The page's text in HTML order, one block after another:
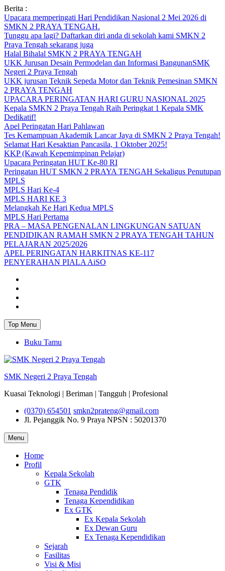
Skip
to
content
Berita :
Upacara memperingati Hari Pendidikan Nasional 2 Mei 2026 di
SMKN 2 PRAYA TENGAH.
Tunggu apa lagi? Daftarkan diri anda di sekolah kami SMKN 2
Praya Tengah sekarang juga
Halal Bihalal SMKN 2 PRAYA TENGAH
UKK Jurusan Desain Permodelan dan Informasi BangunanSMK
Negeri 2 Praya Tengah
UKK jurusan Teknik Sepeda Motor dan Teknik Pemesinan SMKN
2 PRAYA TENGAH
UPACARA PERINGATAN HARI GURU NASIONAL 2025
Kepala SMKN 2 Praya Tengah Raih Peringkat 1 Kepala SMK
Dedikatif!
Apel Peringatan Hari Pahlawan
Tes Kemampuan Akademik Lancar Jaya di SMKN 2 Praya Tengah!
Selamat Hari Kesaktian Pancasila, 1 Oktober 2025!
KKP (Kawah Kepemimpinan Pelajar)
Upacara Peringatan HUT Ke-80 RI
Peringatan HUT SMKN 2 PRAYA TENGAH Sekaligus Penutupan
MPLS
MPLS Hari Ke-4
MPLS HARI KE 3
Melangkah Ke Hari Kedua MPLS
MPLS Hari Pertama
PRA – MASA PENGENALAN LINGKUNGAN SATUAN
PENDIDIKAN RAMAH SMKN 2 PRAYA TENGAH TAHUN
PELAJARAN 2025/2026
APEL PERINGATAN HARKITNAS KE-117
PENYERAHAN PIALA AiSO
Top Menu
Buku Tamu
SMK Negeri 2 Praya Tengah
Kuasai Teknologi | Beriman | Tangguh | Profesional
(0370) 654501 smkn2prateng@gmail.com
Jl. Pejanggik No. 9 Praya NPSN : 50201370
Menu
Home
Profil
Kepala Sekolah
GTK
Tenaga Pendidik
Tenaga Kependidikan
Ex GTK
Ex Kepala Sekolah
Ex Dewan Guru
Ex Tenaga Kependidikan
Sejarah
Fasilitas
Visi & Misi